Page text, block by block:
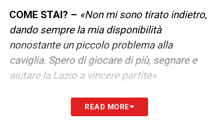
COME STAI? – «Non mi sono tirato indietro,
dando sempre la mia disponibilità
nonostante un piccolo problema alla
caviglia. Spero di giocare di più, segnare e
aiutare la Lazio a vincere partite».
LA LISTA DEI CONVOCATI DI PISACANE
READ MORE